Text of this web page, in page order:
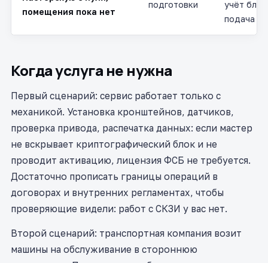
помещения пока нет
подготовки
учёт
подача
Когда услуга не нужна
Первый сценарий: сервис работает только с
механикой. Установка кронштейнов, датчиков,
проверка привода, распечатка данных: если мастер
не вскрывает криптографический блок и не
проводит активацию, лицензия ФСБ не требуется.
Достаточно прописать границы операций в
договорах и внутренних регламентах, чтобы
проверяющие видели: работ с СКЗИ у вас нет.
Второй сценарий: транспортная компания возит
машины на обслуживание в стороннюю